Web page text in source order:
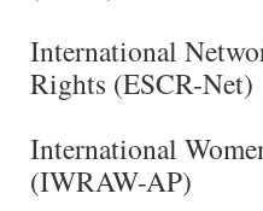
International
Rights (ESCR-Net)
International
(IWRAW-AP)